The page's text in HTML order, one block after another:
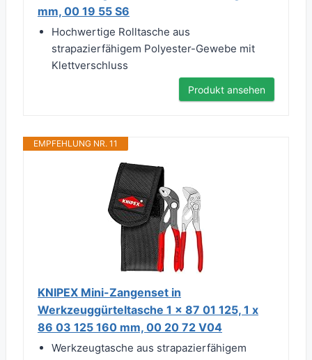
mm, 00 19 55 S6
Hochwertige Rolltasche aus
strapazierfähigem Polyester-Gewebe mit
Klettverschluss
Produkt ansehen
EMPFEHLUNG NR. 11
KNIPEX Mini-Zangenset in
Werkzeuggürteltasche 1 x 87 01 125, 1 x
86 03 125 160 mm, 00 20 72 V04
Werkzeugtasche aus strapazierfähigem